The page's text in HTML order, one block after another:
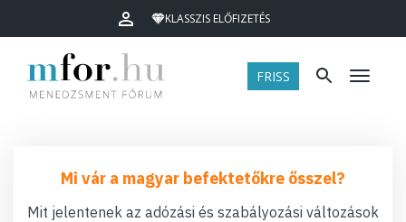
KLASSZIS ELŐFIZETÉS
FRISS Menü
Mi vár a magyar befektetőkre ősszel?
Mit jelentenek az adózási és szabályozási változások